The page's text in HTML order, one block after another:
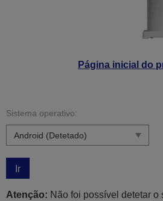
Página inicial do
Sistema operativo:
Ir
Atenção: Não foi possível detetar o